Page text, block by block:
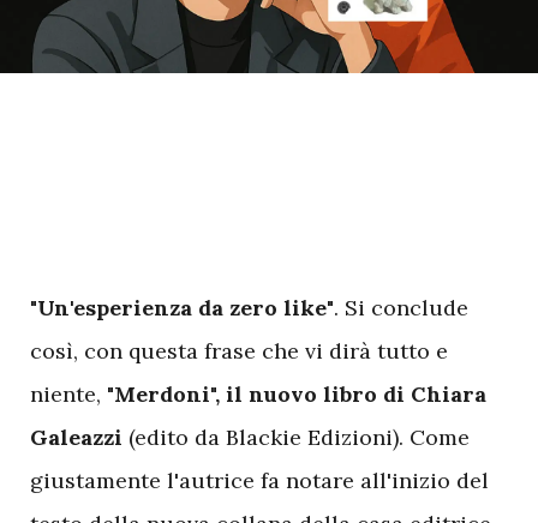
"Un'esperienza da zero like". Si conclude
così, con questa frase che vi dirà tutto e
niente, "Merdoni", il nuovo libro di Chiara
Galeazzi (edito da Blackie Edizioni). Come
giustamente l'autrice fa notare all'inizio del